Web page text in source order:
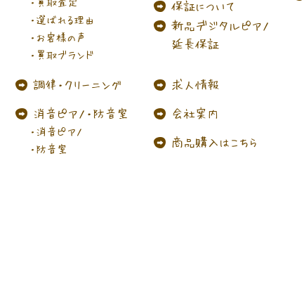
・選ばれる理由
・お客様の声
・買取ブランド
保証について
新品デジタルピアノ
延長保証
調律・ クリーニング
消音ピアノ ・防音室
・消音ピアノ
・防音室
求人情報
会社案内
商品購入はこちら